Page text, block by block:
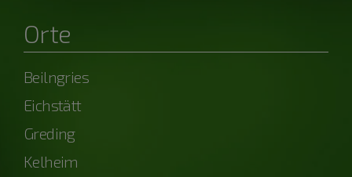
Orte
Beilngries
Eichstätt
Greding
Kelheim